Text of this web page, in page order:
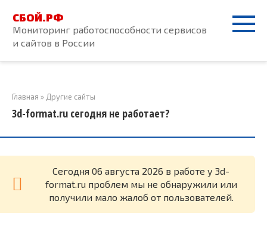
контенту
СБОЙ.РФ
Мониторинг работоспособности сервисов
и сайтов в России
Главная » Другие сайты
3d-format.ru сегодня не работает?
Cегодня 06 августа 2026 в работе у 3d-
format.ru проблем мы не обнаружили или
получили мало жалоб от пользователей.